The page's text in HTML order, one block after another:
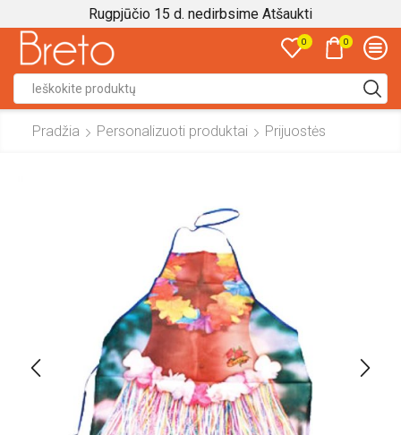
Rugpjūčio 15 d. nedirbsime Atšaukti
0 0
input
Pradžia Personalizuoti produktai Prijuostės